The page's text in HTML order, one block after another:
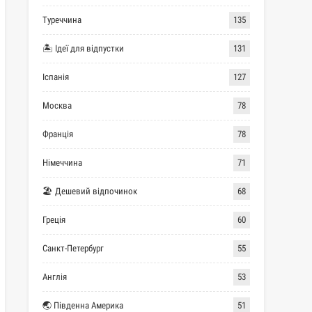
Туреччина 135
🏝 Ідеї для відпустки 131
Іспанія 127
Москва 78
Франція 78
Німеччина 71
🏖 Дешевий відпочинок 68
Греція 60
Санкт-Петербург 55
Англія 53
🌏 Південна Америка 51